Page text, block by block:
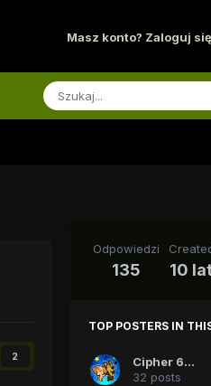
Masz konto? Zaloguj
2
Odpowiedzi
135 10
TOP POSTERS IN
Cipher 618
32 posts